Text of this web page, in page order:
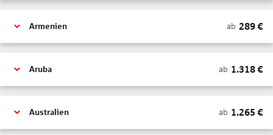
Armenien ab 289€
Aruba ab 1.318€
Australien ab 1.265 €